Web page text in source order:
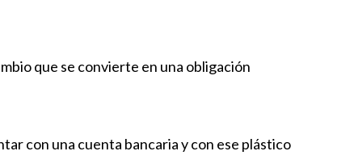
persona muerta, autos
que se convierte en una obligación
con una cuenta bancaria y con ese plástico